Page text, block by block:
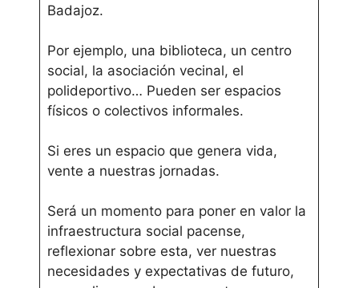
Badajoz.
Por ejemplo, una biblioteca, un centro
social, la asociación vecinal, el
polideportivo… Pueden ser espacios
físicos o colectivos informales.
Si eres un espacio que genera vida,
vente a nuestras jornadas.
Será un momento para poner en valor la
infraestructura social pacense,
reflexionar sobre esta, ver nuestras
necesidades y expectativas de futuro,